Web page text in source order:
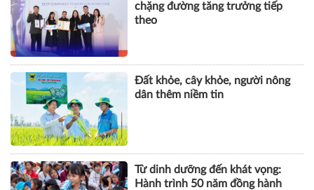
chặng đường tăng trưởng tiếp
theo
Đất khỏe, cây khỏe, người nông
dân thêm niềm tin
Từ dinh dưỡng đến khát vọng:
Hành trình 50 năm đồng hành